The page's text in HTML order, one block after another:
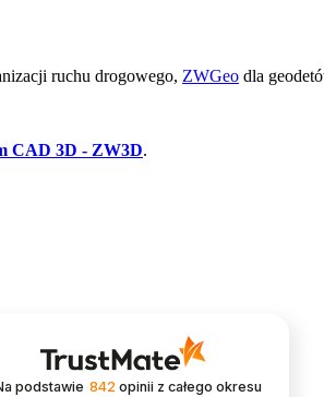
ruchu drogowego, ZWGeo dla
CAD 3D - ZW3D.
podstawie 842opinii z całego okresu